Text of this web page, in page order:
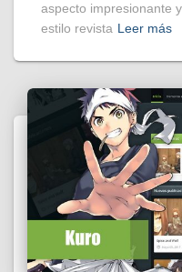
aspecto impresionante
estilo revista Leer más